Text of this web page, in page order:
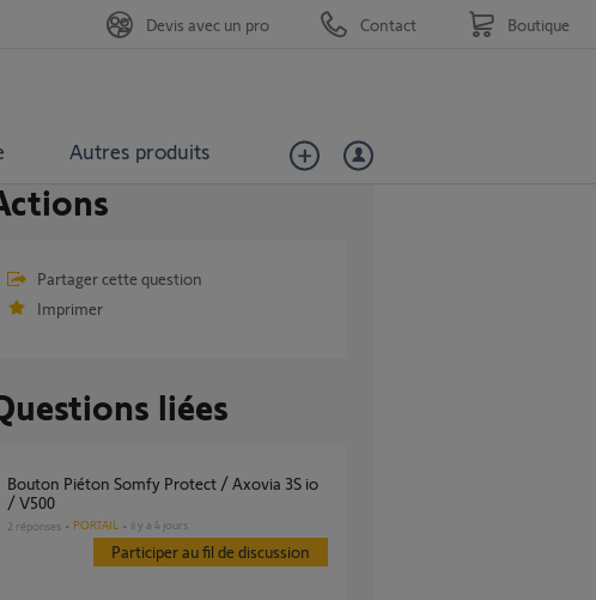
Autres produits
Devis avec un pro Contact Boutique
Partager cette question
Imprimer
liées
Bouton Piéton Somfy Protect / Axovia 3S io
/ V500
2 réponses PORTAIL il y a 4 jours
Participer au fil de discussion